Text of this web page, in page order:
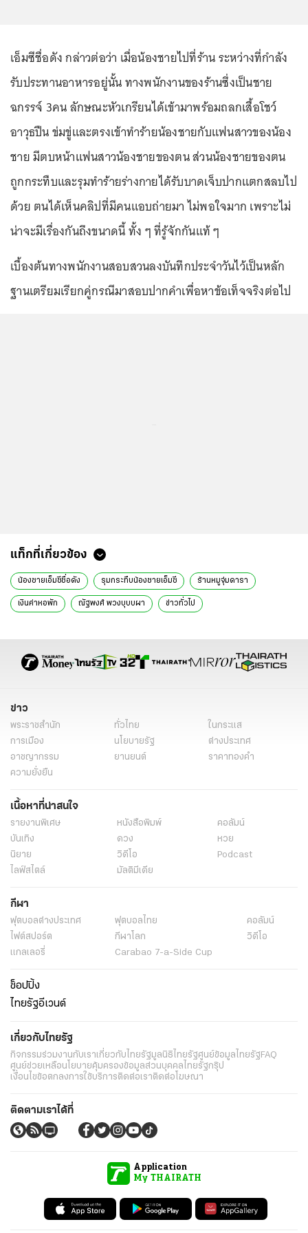
เอ็มซีชื่อดัง กล่าวต่อว่า เมื่อน้องชายไปที่ร้าน ระหว่างที่กำลัง
รับประทานอาหารอยู่นั้น ทางพนักงานของร้านซึ่งเป็นชาย
ฉกรรจ์ 3คน ลักษณะหัวเกรียนได้เข้ามาพร้อมถลกเสื้อโชว์
อาวุธปืน ข่มขู่และตรงเข้าทำร้ายน้องชายกับแฟนสาวของน้อง
ชาย มีตบหน้าแฟนสาวน้องชายของตน ส่วนน้องชายของตน
ถูกกระทืบและรุมทำร้ายร่างกายได้รับบาดเจ็บปากแตกสลบไป
ด้วย ตนได้เห็นคลิปที่มีคนแอบถ่ายมา ไม่พอใจมาก เพราะไม่
น่าจะมีเรื่องกันถึงขนาดนี้ ทั้ง ๆ ที่รู้จักกันแท้ ๆ
เบื้องต้นทางพนักงานสอบสวนลงบันทึกประจำวันไว้เป็นหลัก
ฐานเตรียมเรียกคู่กรณีมาสอบปากคำเพื่อหาข้อเท็จจริงต่อไป
แท็กที่เกี่ยวข้อง
น้องชายเอ็มซีชื่อดัง รุมกระทืบน้องชายเอ็มซี ร้านหมูจุ่มดารา
เงินค่าหอพัก ณัฐพงศ์ พวงบุบบผา ข่าวทั่วไป
ข่าว
พระราชสำนัก ทั่วไทย
ในกระแส
การเมือง
นโยบายรัฐ
ต่างประเทศ
อาชญากรรม
ยานยนต์
ราคาทองคำ
ความยั่งยืน
เนื้อหาที่น่าสนใจ
รายงานพิเศษ หนังสือพิมพ์
คอลัมน์
บันเทิง
ดวง
หวย
นิยาย
วิดีโอ
Podcast
ไลฟ์สไตล์
มัลติมีเดีย
กีฬา
ฟุตบอลต่่างประเทศ ฟุตบอลไทย
คอลัมน์
ไฟต์สปอร์ต
กีฬาโลก
วิดีโอ
แกลเลอรี่
Carabao 7-a-Side Cup
ช็อปปิ้ง
ไทยรัฐอีเวนต์
เกี่ยวกับไทยรัฐ
กิจกรรมร่วมงานกับเราเกี่ยวกับไทยรัฐมูลนิธิไทยรัฐศูนย์ข้อมูลไทยรัฐFAQ
ศูนย์ช่วยเหลือนโยบายคุ้มครองข้อมูลส่วนบุคคลไทยรัฐกรุ๊ป
เงื่อนไขข้อตกลงการใช้บริการติดต่อเราติดต่อโฆษณา
ติดตามเราได้ที่
Application
My THAIRATH